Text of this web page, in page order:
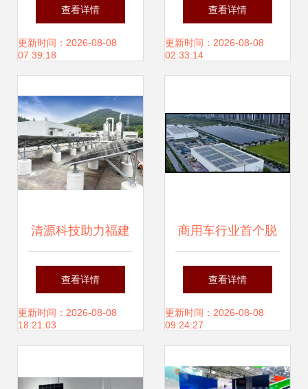
挑战
查看详情
更新时间：2026-08-08
07:39:18
了说！
查看详情
更新时间：2026-08-08
02:33:14
清源科技助力福建
中烟首个分布式屋
顶光伏项目成功并
查看详情
更新时间：2026-08-08
18:21:03
商用车行业首个脱
碳时间表,定了!
查看详情
更新时间：2026-08-08
09:24:27